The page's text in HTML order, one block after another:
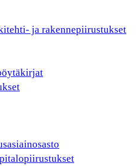
ja rakennepiirustukset